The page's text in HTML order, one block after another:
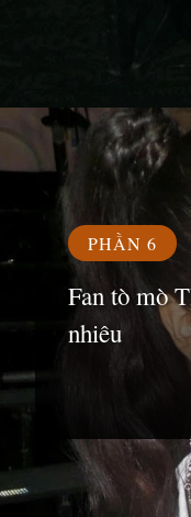
Đang mở https://
PHẦN 6
Fan tò mò
nhiêu